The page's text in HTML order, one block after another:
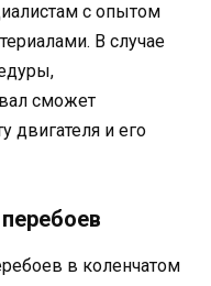
с опытом
В случае
сможет
двигателя и его
в коленчатом